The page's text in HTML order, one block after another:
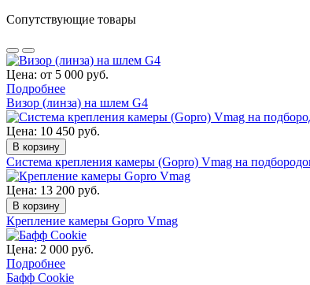
Сопутствующие товары
Цена: от 5 000 руб.
Подробнее
Визор (линза) на шлем G4
Цена: 10 450 руб.
В корзину
Система крепления камеры (Gopro) Vmag на
Цена: 13 200 руб.
В корзину
Крепление камеры Gopro Vmag
Цена: 2 000 руб.
Подробнее
Бафф Cookie